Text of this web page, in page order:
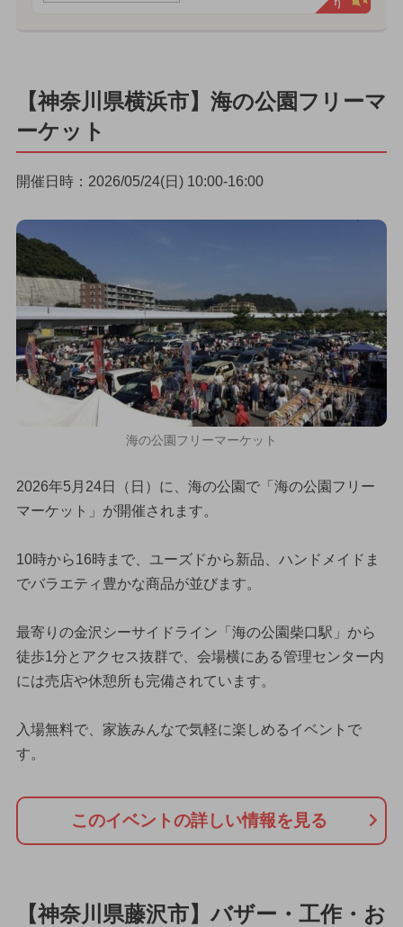
【神奈川県横浜市】海の公園フリーマ
ーケット
開催日時：2026/05/24(日) 10:00-16:00
海の公園フリーマーケット
2026年5月24日（日）に、海の公園で「海の公園フリー
マーケット」が開催されます。
10時から16時まで、ユーズドから新品、ハンドメイドま
でバラエティ豊かな商品が並びます。
最寄りの金沢シーサイドライン「海の公園柴口駅」から
徒歩1分とアクセス抜群で、会場横にある管理センター内
には売店や休憩所も完備されています。
入場無料で、家族みんなで気軽に楽しめるイベントで
す。
このイベントの詳しい情報を見る
【神奈川県藤沢市】バザー・工作・お